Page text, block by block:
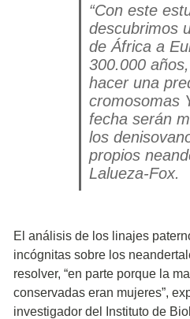
“Con este
descubrimos
de África a
300.000
hacer una
cromosomas
fecha serán
los
propios
Lalueza-Fox.
El análisis de los linajes
incógnitas sobre los
resolver, “en parte porque la
conservadas eran mujeres”,
investigador del Instituto de